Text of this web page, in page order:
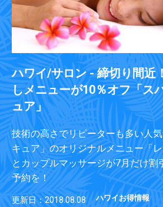
ハワイ/サロン - 締切り間近
しメニューが10％オフ「ス
ュア」
技術の高さでリピーターも多い人
キュア」のオリジナルメニュー「
とカップルマッサージが7月だけ割
予約を！
更新日：2018.08.08 ハワイお得情報